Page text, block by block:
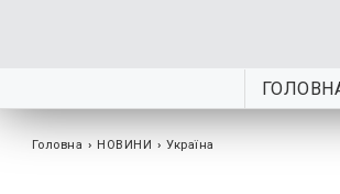
Головна › НОВИНИ › Україна